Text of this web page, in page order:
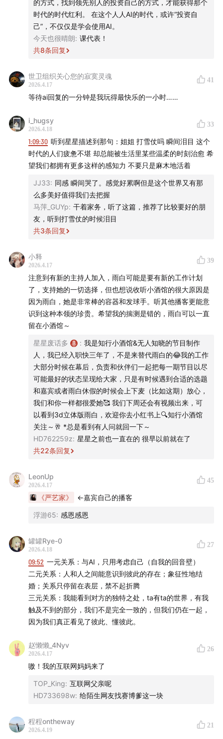
急，一旦冒出一个念头，就会希望最好立刻有回应、有反
馈、有答案。哪怕回到现实生活里，和人的关系好像也开
始受这种节奏的影响。
的，或许是它对我们的心理，以及对人与人之间关系的影
响。
理状态，改变我们和工作、和家人朋友的关系，甚至，改
变我们理解自己的方式。
于是，我们想到了严艺家老师。艺家老师是一位心理咨询
师，也正在进行精神分析方向的心理治疗博士课程训练。
这几年，她一直在社交媒体上讨论亲密关系、养育、自
我、身体感受这些话题，很受欢迎。
也是在和艺家老师沟通的过程中，我们听她讲了一个特别
深的理论，而是一种很多人都很熟悉的内在状态——
在奔忙的现代生活中，我们总是会不自觉地，把自己也当
成一个需要不断优化、不断开发、不断产出的对象。而 AI
的出现，好像又把这种状态推到了一个极致。
资本主义这两个话题，我们和严艺家老师一起聊了聊。希
望你会喜欢。
🔗 官方地址
如果你所使用的客户端显示不全，请点此访问有知有行的
官网查看全文
🍻 本期嘉宾
严艺家：
心理博主，伦敦大学学院（UCL）儿童青少年精
神分析心理治疗博士候选人，UCL 精神分析发展心理学硕
士，上海/伦敦 16 年从业心理咨询师。
07:34 母婴级陪伴：
永远在线的 AI，让很多人不用再经历
「你说的这些 GPT 都已经告诉我了，换一个」
错位与修复：人与人之间最珍贵的，恰恰是那些不
合拍的时刻
21:32 一个习惯了和 AI 沟通的人，可能会丧失建立真实关
系的能力
我们内在的资本主义：无限制、无止境的自我开发
说：这就够了
「✅身体自我」
提示词：请你用精神分析流派的方式为我解这个梦。
AI在心理健康层面，确实支持了一部分人，但如果止步于
AI，又会形成新的阶层固化。你只能和AI打交道，而这个世
AI不能体验具身式的养育，能养好头脑，但身体不行。要让
孩子自己体验到身体的存在。
有就像空中楼阁一样，没有地基。
童年时期拥有身体上的接触，对于小孩子来说非常重要。
你妈觉得你冷：你的身体的感觉是不被确认的。
「✅错位与修复：人与人之间最珍贵的，恰恰是那些不合拍
他的身体和他所经验的现实，永远是错位的。自我的韵律从
来没有真的形成过。
人和人之间很美妙的部分，并不在于我们天然一致和彼此相
处，而在于我们会在不断的不匹配中修复。
国外研究：婴儿和养育者的互动中，70%的时刻不匹配。
但是足够好的关系是，有一方或者双方能够觉察到不匹配的
学会修复之前，让自己感觉安全。
AI的确让一些人觉得安全。但是它只是一个暂时的方案，不
是永久的解决方案。
「✅一个习惯了和 AI 沟通的人，可能会丧失建立真实关系的
能力」
重塑了养育之间的关系。
英国私立教育体系：越高端的学校，越强调不要用AI、不要
用电子产品。
人和人之间不可替代的部分，才是未来掌握资本的钥匙。当
很多人觉得有了AI就拥有一切时，掌握资源的人恰恰在尝试
拥有别的钥匙，加剧了阶层分化。
可能未来贫苦人家的孩子，失去了人与人之间交往的能力；
而那些有分配资源的人，既可以跟机器打交道，又可以跟人
打交道。
「✅我们内在的资本主义」
AI是一个没有止境的工作过程，只需要一个指令，它是一个
无限制的开发。
人如何活出一个高于幸存者的人生？
内卷：我必须胜过所有人，才可以活下来。
内在的资本主义：无法停止的韵律和节奏。无止境的自我开
发，无止境的把生活的每一个角落都资本化。
IP：一定要有清晰的内在边界，永远要确保你的三次元的世
界比二次元要来的精彩。抗拒把人生的一切都资本化。
我们的文化总在鼓励勇攀高峰，却很少有人对你说：这就够
了。
当我们到了有选择的人生阶段，能不能跟自己说一句“够
了”？
普通是一个比较级，在跟别人比较。
的方式，找到领先别人的投资自己的方式，才能获得那个
时代的时代红利。 在这个人人AI的时代，或许“投资自
己”，不仅仅是学会使用AI。
今天也很晴朗: 课代表！
共8条回复
世卫组织关心您的寂寞灵魂
2026.4.17
41
等待ai回复的一分钟是我玩得最快乐的一小时……
i_hugsy
2026.4.18
33
1:09:30 听到星星描述到那句：姐姐 打雪仗吗 瞬间泪目 这个
时代的人们疲惫不堪 却总能被生活里某些温柔的时刻治愈 希
望我们都拥有更多这样的感知力 不要只是麻木地活着
JJ33: 同感 瞬间哭了。感觉好累啊但是这个世界又有那
么多美好值得我们去把握
马萍_GUYp: 干着家务，听了这篇，推荐了比较要好的朋
友，听到打雪仗的时候泪目
共3条回复
小释
2026.4.17
39
注意到有新的主持人加入，雨白可能是要有新的工作计划
了，支持她的一切选择，但也想说收听小酒馆的很大原因是
因为雨白，她是非常棒的容器和发球手。听其他播客更能意
识到这种本领的珍贵。希望我的揣测是错的，雨白可以一直
留在小酒馆～
星星废话多 : 我是知行小酒馆&无人知晓的节目制作
人，我已经入职快三年了，不是来替代雨白的😂我的工作
大部分时候在幕后，负责和伙伴们一起把每一期节目以尽
可能最好的状态呈现给大家，只是有时候遇到合适的选题
和嘉宾或者雨白休假的时候会上下麦（比如这期）放心，
我们和你一样都很爱她🥰 我们下周还会有视频出来，可
以看到3d立体版雨白，欢迎你去小红书上🔍知行小酒馆
关注～🥂 *总是看到有人问就回一下～
HD762259z: 星星之前也一直在的 很早以前就在了
共22条回复
LeonUp
2026.4.17
45
《严艺家》 ←嘉宾自己的播客
浮游65: 感恩感恩
罐罐Rye-0
2026.4.18
27
09:52 一元关系：与AI，只用考虑自己（自我的回音壁）
二元关系：人和人之间能意识到彼此的存在；象征性地结
婚；关系只停留在表层，禁不起折腾
三元关系：我能看到对方的独特之处，ta有ta的世界，有我
触及不到的部分，我们不是完全一致的，但我们仍在一起，
因为我们真正看见了彼此、懂彼此。
赵懒懒_4Nyv
2026.4.17
26
嗷！我的互联网妈妈来了
TOP_King: 互联网父亲呢
HD733698w: 给陌生网友找赛博爹这一块
程程ontheway
2026.4.19
21